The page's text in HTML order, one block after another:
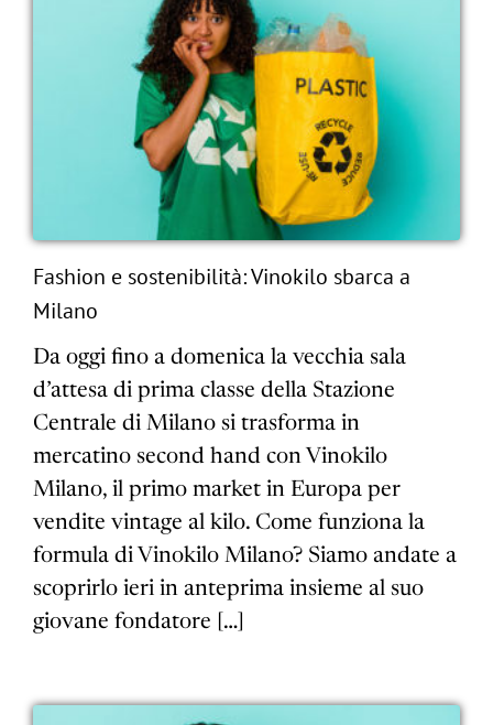
Fashion e sostenibilità: Vinokilo sbarca a
Milano
Da oggi fino a domenica la vecchia sala
d’attesa di prima classe della Stazione
Centrale di Milano si trasforma in
mercatino second hand con Vinokilo
Milano, il primo market in Europa per
vendite vintage al kilo. Come funziona la
formula di Vinokilo Milano? Siamo andate a
scoprirlo ieri in anteprima insieme al suo
giovane fondatore […]